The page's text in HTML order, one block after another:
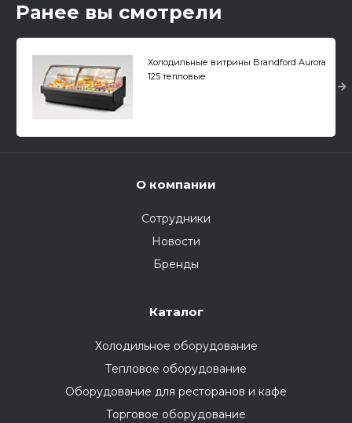
Ранее вы смотрели
Холодильные витрины Brandford Aurora
125 тепловые
О компании
Сотрудники
Новости
Бренды
Каталог
Холодильное оборудование
Тепловое оборудование
Оборудование для ресторанов и кафе
Торговое оборудование